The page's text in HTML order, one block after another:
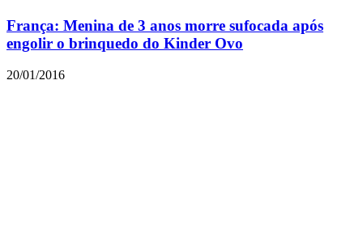
França: Menina de 3 anos morre sufocada após
engolir o brinquedo do Kinder Ovo
20/01/2016